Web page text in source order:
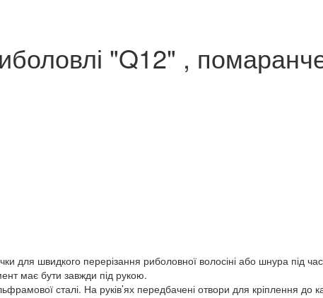
"Q12" ,
для швидкого перерізання риболовної волосіні або шнура під
має бути завжди під рукою.
сталі. На руків’ях передбачені отвори для кріплення